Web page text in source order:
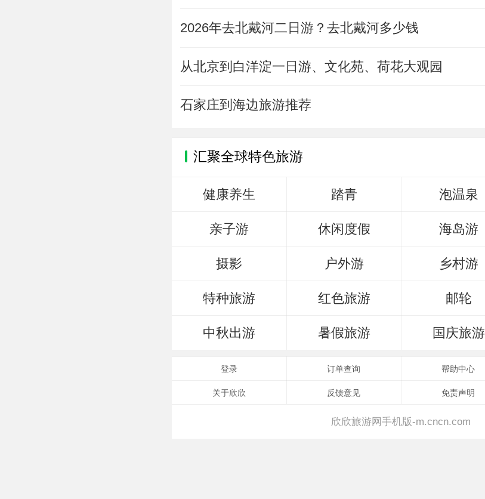
2026年去北戴河二日游？去北戴河多少钱
从北京到白洋淀一日游、文化苑、荷花大观园
石家庄到海边旅游推荐
汇聚全球特色旅游
健康养生 踏青 泡温泉
亲子游 休闲度假 海岛游
摄影 户外游 乡村游
特种旅游 红色旅游 邮轮
中秋出游 暑假旅游 国庆旅游
登录 订单查询 帮助中心
关于欣欣 反馈意见 免责声明
欣欣旅游网手机版-m.cncn.com